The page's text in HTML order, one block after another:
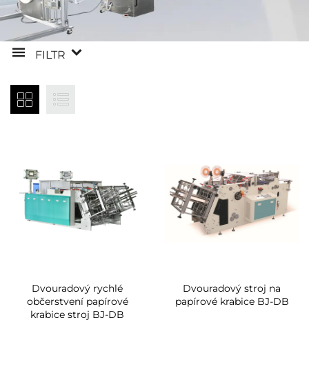
FILTR
Dvouradový rychlé
občerstvení papírové
krabice stroj BJ-DB
Dvouradový stroj na
papírové krabice BJ-DB